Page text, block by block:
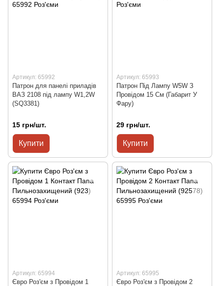
Артикул: 65992
Патрон для панелі приладів
ВАЗ 2108 під лампу W1,2W
(SQ3381)
15 грн/шт.
Купити
Артикул: 65993
Патрон Під Лампу W5W З
Провідом 15 См (Габарит У
Фару)
29 грн/шт.
Купити
Артикул: 65994
Євро Роз'єм з Провідом 1
Артикул: 65995
Євро Роз'єм з Провідом 2